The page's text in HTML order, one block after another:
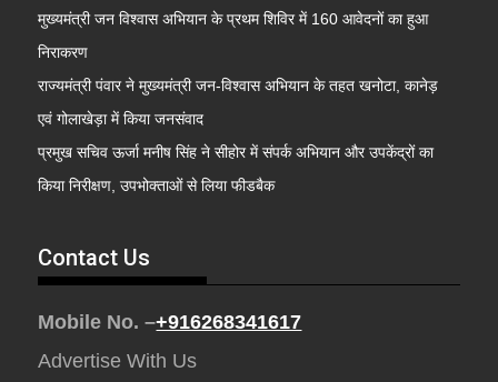
मुख्यमंत्री जन विश्वास अभियान के प्रथम शिविर में 160 आवेदनों का हुआ
निराकरण
राज्यमंत्री पंवार ने मुख्यमंत्री जन-विश्वास अभियान के तहत खनोटा, कानेड़
एवं गोलाखेड़ा में किया जनसंवाद
प्रमुख सचिव ऊर्जा मनीष सिंह ने सीहोर में संपर्क अभियान और उपकेंद्रों का
किया निरीक्षण, उपभोक्ताओं से लिया फीडबैक
Contact Us
Mobile No. –+916268341617
Advertise With Us